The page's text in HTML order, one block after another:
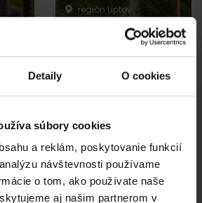
Detaily O cookies
súbory cookies
a reklám, poskytovanie funkcií
návštevnosti používame
o tom, ako používate naše
aj našim partnerom v
región Liptov
Na Liptove pribudla
stromami vyrástli
monumentálne zvieratá
Iné lokality